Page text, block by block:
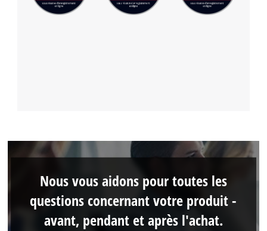
Nous vous aidons pour toutes les
questions concernant votre produit -
avant, pendant et après l'achat.